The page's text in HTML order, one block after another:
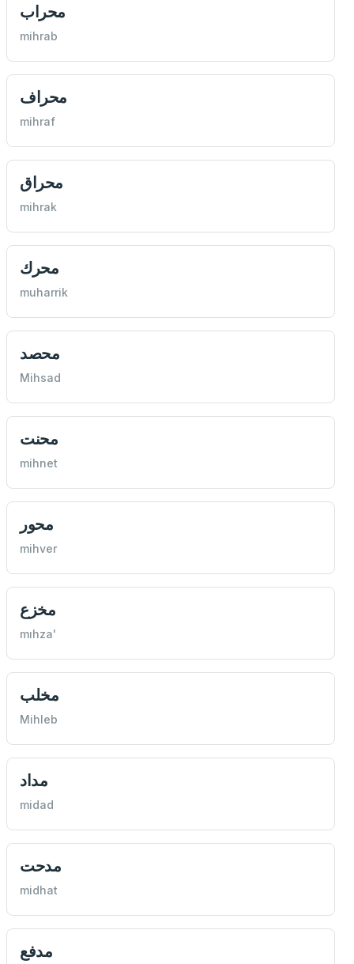
محراب
mihrab
محراف
mihraf
محراق
mihrak
محرك
muharrik
محصد
Mihsad
محنت
mihnet
محور
mihver
مخزع
mıhza'
مخلب
Mihleb
مداد
midad
مدحت
midhat
مدفع